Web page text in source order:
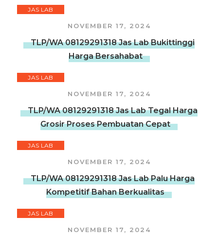
JAS LAB
NOVEMBER 17, 2024
TLP/WA 08129291318 Jas Lab Bukittinggi
Harga Bersahabat
JAS LAB
NOVEMBER 17, 2024
TLP/WA 08129291318 Jas Lab Tegal Harga
Grosir Proses Pembuatan Cepat
JAS LAB
NOVEMBER 17, 2024
TLP/WA 08129291318 Jas Lab Palu Harga
Kompetitif Bahan Berkualitas
JAS LAB
NOVEMBER 17, 2024